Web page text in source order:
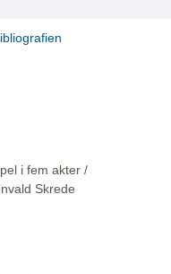
i fem akter /
Skrede